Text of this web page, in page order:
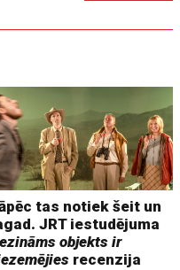
tas notiek šeit un
JRT iestudējuma
objekts ir
recenzija